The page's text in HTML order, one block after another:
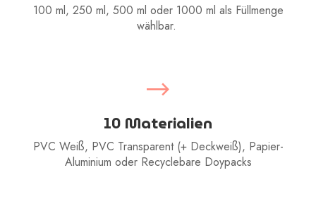
100 ml, 250 ml, 500 ml oder 1000 ml als Füllmenge
wählbar.
10 Materialien
PVC Weiß, PVC Transparent (+ Deckweiß), Papier-
Aluminium oder Recyclebare Doypacks